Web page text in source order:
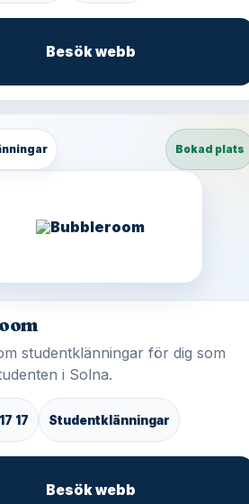
Besök webb
Bokad plats
studentklänningar för dig som
i Solna.
17 Studentklänningar
Besök webb